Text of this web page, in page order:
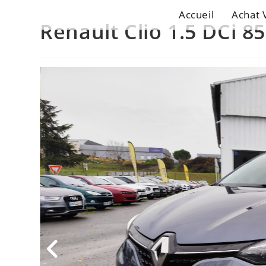
Accueil Achat
Renault Clio 1.5 DCi